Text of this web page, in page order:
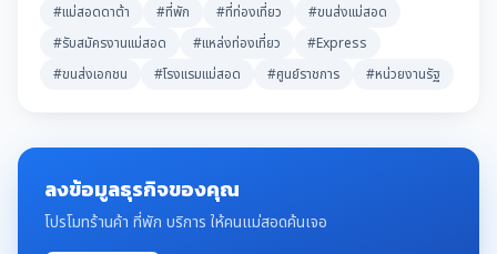
#แม่สอดดาต้า
#ที่พัก #ที่ท่องเที่ยว
#ขนส่งแม่สอด
#รับสมัครงานแม่สอด
#แหล่งท่องเที่ยว
#Express
#ขนส่งเอกชน
#โรงแรมแม่สอด #ศูนย์ราชการ #หน่วยงานรัฐ
ลงข้อมูลธุรกิจของคุณ
โปรโมทร้านค้า ที่พัก บริการ ให้คนแม่สอดค้นเจอ